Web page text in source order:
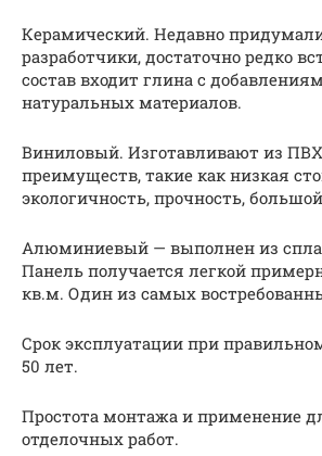
Керамический. Недавно
разработчики, достаточно редко
состав входит глина с
натуральных материалов.
Виниловый. Изготавливают из
преимуществ, такие как низкая
экологичность, прочность,
Алюминиевый — выполнен из
Панель получается легкой
кв.м. Один из самых
Срок эксплуатации при
50 лет.
Простота монтажа и применение
отделочных работ.